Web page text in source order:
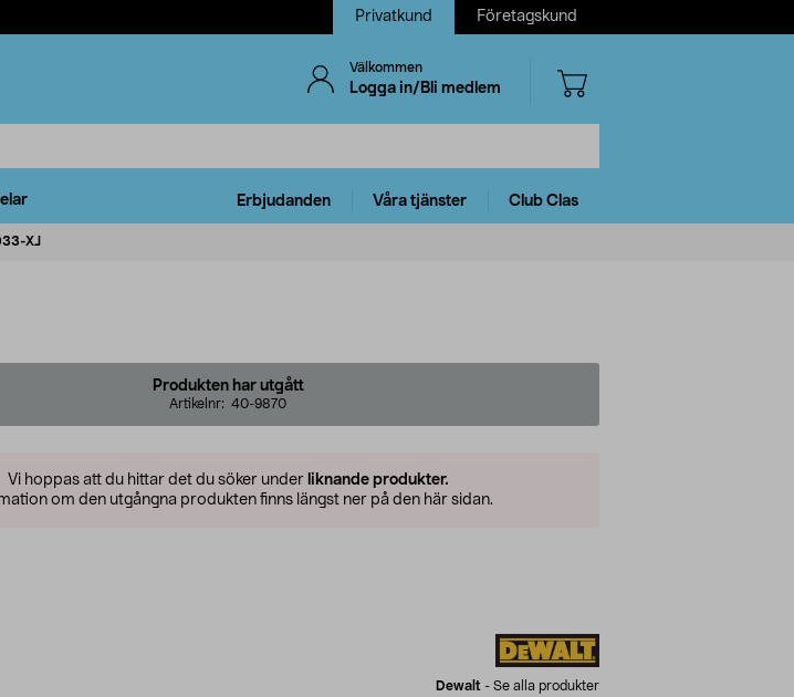
Privatkund Företagskund
Välkommen
Logga in/Bli medlem
Erbjudanden Våra tjänster Club Clas
XJ
Produkten har utgått
Artikelnr: 40-9870
Vi hoppas att du hittar det du söker under liknande produkter.
om den utgångna produkten finns längst ner på den här sidan.
Dewalt - Se alla produkter